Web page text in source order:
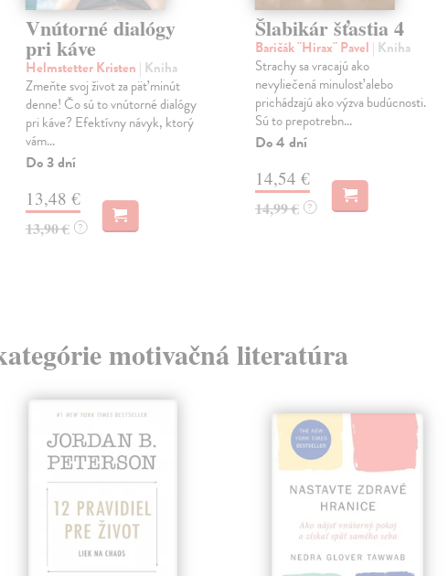
Vnútorné dialógy
pri káve
Helmstetter Kristen | Kniha
Zmeňte svoj život za päť minút
denne! Čo sú to vnútorné dialógy
pri káve? Efektívny návyk, ktorý
vám...
Do 3 dní
13,48 €
13,90 € ?
Šlabikár šťastia 4
Baričák "Hirax" Pavel | Kniha
Strachy sa vracajú ako
nevyliečená minulosť alebo
prichádzajú ako výzva budúcnosti.
Sú to prepotrebn...
Do 4 dní
14,54 €
14,99 € ?
motivačná literatúra